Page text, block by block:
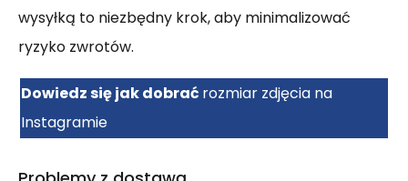
wysyłką to niezbędny krok, aby minimalizować
ryzyko zwrotów.
Dowiedz się jak dobrać rozmiar zdjęcia na
Instagramie